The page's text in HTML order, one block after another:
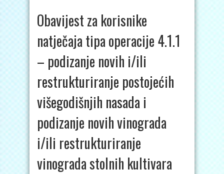
Obavijest za korisnike
natječaja tipa operacije 4.1.1
– podizanje novih i/ili
restrukturiranje postojećih
višegodišnjih nasada i
podizanje novih vinograda
i/ili restrukturiranje
vinograda stolnih kultivara